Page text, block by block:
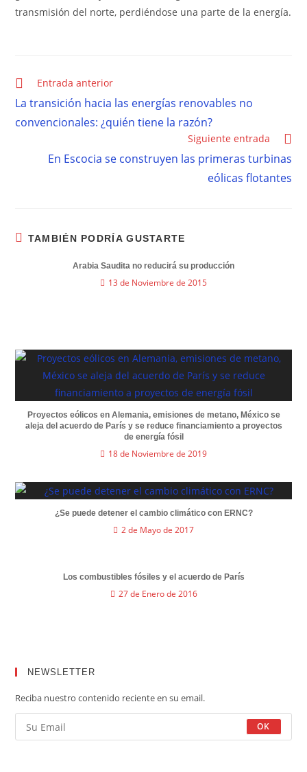
transmisión del norte, perdiéndose una parte de la energía.
Entrada anterior
La transición hacia las energías renovables no
convencionales: ¿quién tiene la razón?
Siguiente entrada
En Escocia se construyen las primeras turbinas
eólicas flotantes
TAMBIÉN PODRÍA GUSTARTE
Arabia Saudita no reducirá su producción
13 de Noviembre de 2015
Proyectos eólicos en Alemania, emisiones de metano, México se
aleja del acuerdo de París y se reduce financiamiento a proyectos
de energía fósil
18 de Noviembre de 2019
¿Se puede detener el cambio climático con ERNC?
2 de Mayo de 2017
Los combustibles fósiles y el acuerdo de París
27 de Enero de 2016
NEWSLETTER
Reciba nuestro contenido reciente en su email.
OK